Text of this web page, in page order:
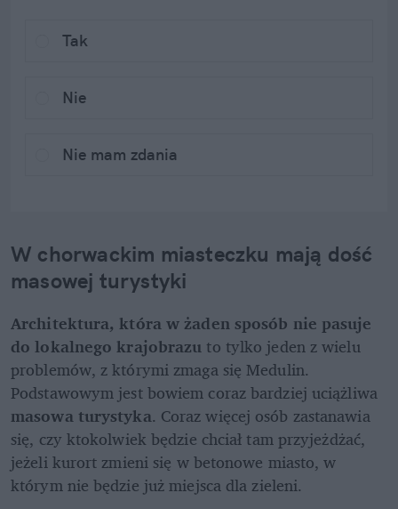
Tak
Nie
Nie mam zdania
W chorwackim miasteczku mają dość
masowej turystyki
Architektura, która w żaden sposób nie pasuje
do lokalnego krajobrazu to tylko jeden z wielu
problemów, z którymi zmaga się Medulin.
Podstawowym jest bowiem coraz bardziej uciążliwa
masowa turystyka. Coraz więcej osób zastanawia
się, czy ktokolwiek będzie chciał tam przyjeżdżać,
jeżeli kurort zmieni się w betonowe miasto, w
którym nie będzie już miejsca dla zieleni.